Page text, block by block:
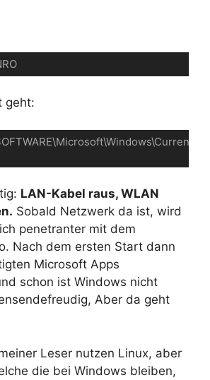
OOBE\BYPASSNRO
geht:
LAN-Kabel raus, WLAN
Sobald Netzwerk da ist, wird
penetranter mit dem
Nach dem ersten Start dann
Microsoft Apps
schon ist Windows nicht
Aber da geht
Leser nutzen Linux, aber
die bei Windows bleiben,